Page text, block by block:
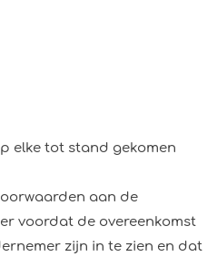
elke tot stand gekomen
aan de
voordat de overeenkomst
zijn in te zien en dat